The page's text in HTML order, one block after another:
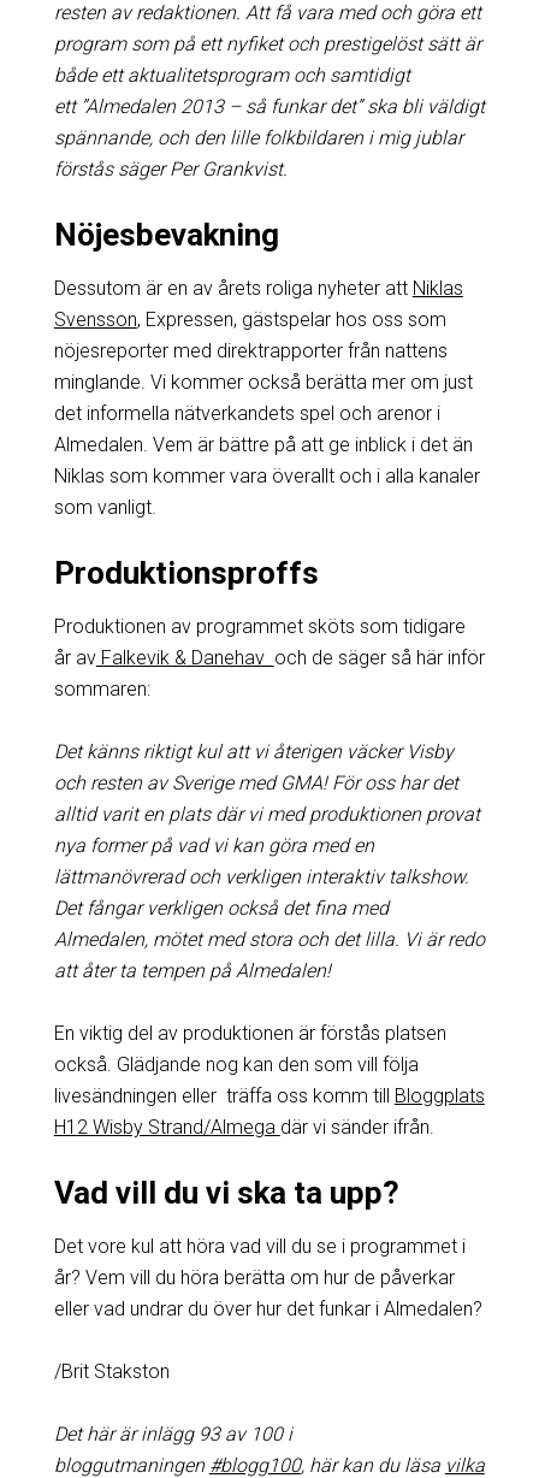
resten av redaktionen. Att få vara med och göra ett
program som på ett nyfiket och prestigelöst sätt är
både ett aktualitetsprogram och samtidigt
ett ”Almedalen 2013 – så funkar det” ska bli väldigt
spännande, och den lille folkbildaren i mig jublar
förstås säger Per Grankvist.
Nöjesbevakning
Dessutom är en av årets roliga nyheter att Niklas
Svensson, Expressen, gästspelar hos oss som
nöjesreporter med direktrapporter från nattens
minglande. Vi kommer också berätta mer om just
det informella nätverkandets spel och arenor i
Almedalen. Vem är bättre på att ge inblick i det än
Niklas som kommer vara överallt och i alla kanaler
som vanligt.
Produktionsproffs
Produktionen av programmet sköts som tidigare
år avFalkevik & Danehav och de säger så här inför
sommaren:
Det känns riktigt kul att vi återigen väcker Visby
och resten av Sverige med GMA! För oss har det
alltid varit en plats där vi med produktionen provat
nya former på vad vi kan göra med en
lättmanövrerad och verkligen interaktiv talkshow.
Det fångar verkligen också det fina med
Almedalen, mötet med stora och det lilla. Vi är redo
att åter ta tempen på Almedalen!
En viktig del av produktionen är förstås platsen
också. Glädjande nog kan den som vill följa
livesändningen eller träffa oss komm till Bloggplats
H12 Wisby Strand/Almega där vi sänder ifrån.
Vad vill du vi ska ta upp?
Det vore kul att höra vad vill du se i programmet i
år? Vem vill du höra berätta om hur de påverkar
eller vad undrar du över hur det funkar i Almedalen?
/Brit Stakston
Det här är inlägg 93 av 100 i
bloggutmaningen #blogg100, här kan du läsa vilka